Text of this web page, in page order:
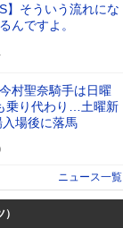
】そういう流れにな
んですよ。
村聖奈騎手は日曜
乗り代わり…土曜新
場後に落馬
ニュース一覧